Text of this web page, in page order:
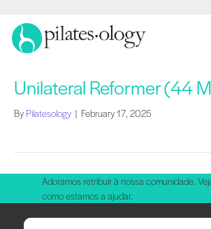
Unilateral Reformer (44
By Pilatesology | February 17, 2025
Adoramos retribuir à nossa comunidade.
como estamos a ajudar.